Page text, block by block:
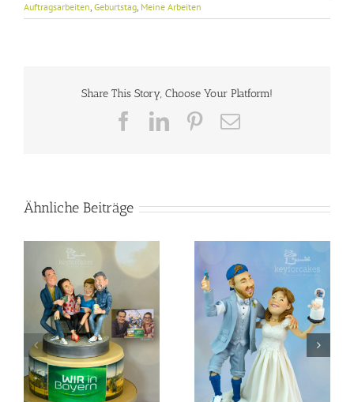
Auftragsarbeiten, Geburtstag, Meine Arbeiten
Share This Story, Choose Your Platform!
Facebook
LinkedInPinterest
E-
Ähnliche Beiträge
Lustiger Tortentopper
für die Hochzeit eines
Fußballers und einer
Hobby Bäckerin
Steampunk
Collaboration 2024